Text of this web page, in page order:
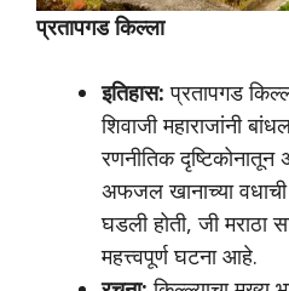
प्रतापगड किल्ला
इतिहास:प्रतापगड
शिवाजी महाराजांनी
रणनीतिक दृष्टिकोनातून
अफजल खानाच्या
घडली होती, जी मराठा
महत्त्वपूर्ण घटना आहे.